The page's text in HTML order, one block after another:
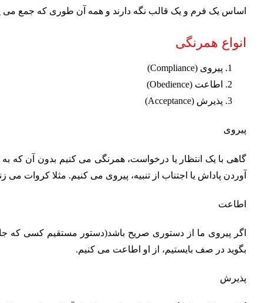
اساس یک فرم و یک قالب نگه دارند و همه آن طوری که جمع می
انواع همرنگی
پیروی (Compliance)
اطاعت (Obedience)
پذیرش (Acceptance)
پیروی
گاهی با یک انتظار یا درخواست، همرنگی می کنیم بدون آن که
آوردن پاداش یا اجتناب از تنبیه، پیروی می کنیم. مثلا کروات می
اطاعت
اگر پیروی ما از دستوری صریح باشد(دستور مستقیم کسی که
بگوید در صف بایستیم، از او اطاعت می کنیم.
پذیرش